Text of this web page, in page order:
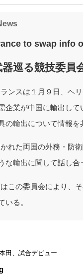
to swap info
器巡る競技委員
ンスは１月９日、ヘ
企業が中国に輸出し
の輸出について情報を
れた両国の外務・防
な輸出に関して話し合
この委員会により、
いる。
田、試合デビュー